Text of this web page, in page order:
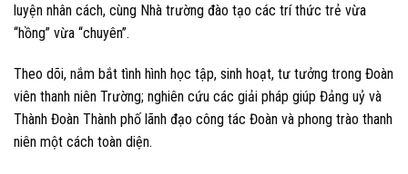
luyện nhân cách, cùng Nhà trường đào tạo các trí thức trẻ vừa
“hồng” vừa “chuyên”.
Theo dõi, nắm bắt tình hình học tập, sinh hoạt, tư tưởng trong Đoàn
viên thanh niên Trường; nghiên cứu các giải pháp giúp Đảng uỷ và
Thành Đoàn Thành phố lãnh đạo công tác Đoàn và phong trào thanh
niên một cách toàn diện.